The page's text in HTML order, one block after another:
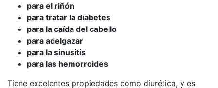
para el riñón
para tratar la diabetes
para la caída del cabello
para adelgazar
para la sinusitis
para las hemorroides
Tiene excelentes propiedades como diurética, y es